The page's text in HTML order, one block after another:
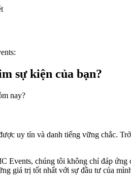
sự kiện của bạn?
nay?
uy tín và danh tiếng vững chắc.
chúng tôi không chỉ đáp
giá trị tốt nhất với sự đầu tư của